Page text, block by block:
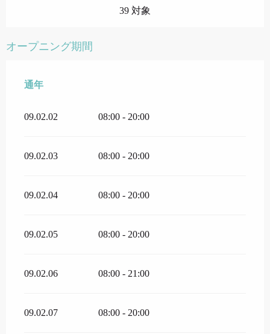
39 対象
オープニング期間
通年
通年
09.02.02 08:00 - 20:00
09.02.03 08:00 - 20:00
09.02.04 08:00 - 20:00
09.02.05 08:00 - 20:00
09.02.06 08:00 - 21:00
09.02.07 08:00 - 20:00